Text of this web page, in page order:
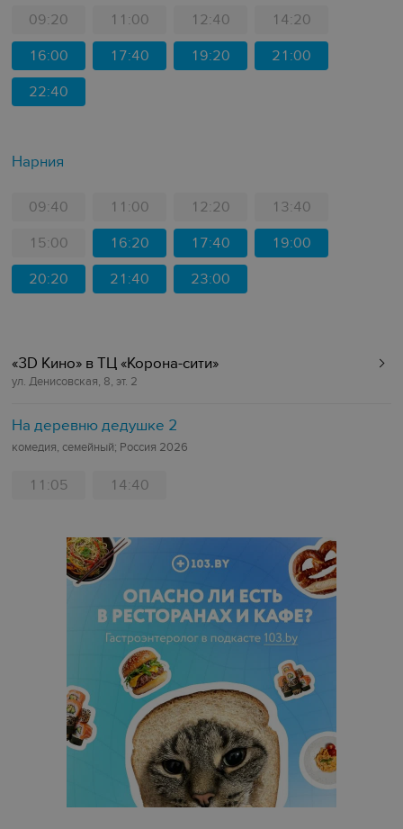
09:20 11:00 12:40
14:20
16:00
17:40 19:20
21:00
22:40
Нарния
09:40 11:00 12:20
13:40
15:00
16:20 17:40
19:00
20:20
21:40 23:00
«3D Кино» в ТЦ «Корона-сити»
ул. Денисовская, 8, эт. 2
На деревню дедушке 2
комедия, семейный; Россия 2026
11:05 14:40